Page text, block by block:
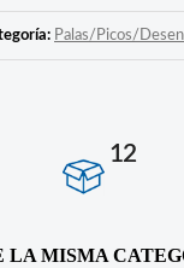
Palas/Picos/
12
LA MISMA